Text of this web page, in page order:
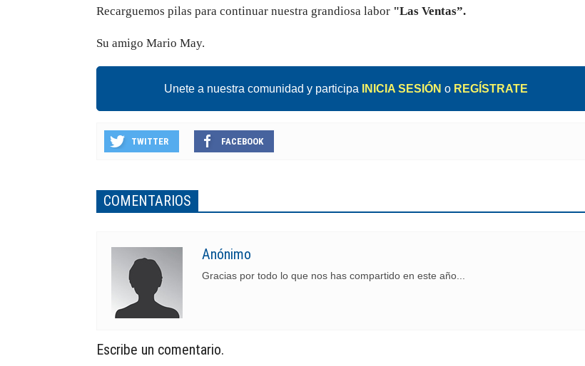
Recarguemos pilas para continuar nuestra grandiosa labor "Las Ventas”.
Su amigo Mario May.
Unete a nuestra comunidad y participa INICIA SESIÓN o REGÍSTRATE
TWITTER FACEBOOK
COMENTARIOS
Anónimo
Gracias por todo lo que nos has compartido en este año...
Escribe un comentario.